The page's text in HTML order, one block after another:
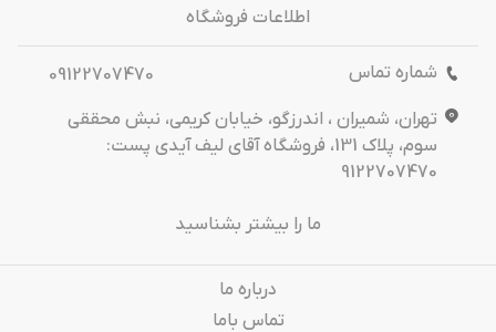
اطلاعات فروشگاه
شماره تماس
09122707470
تهران، شمیران ، اندرزگو، خیابان کریمی، نبش محققی
سوم، پلاک 131، فروشگاه آقای لیف آیدی پست:
9122707470
ما را بیشتر بشناسید
درباره‌ ما
تماس باما